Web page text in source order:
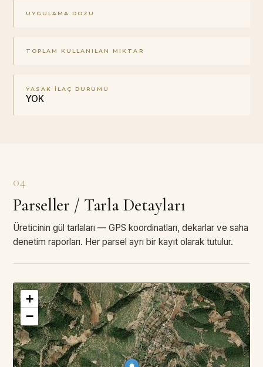
UYGULAMA DOZU
TOPLAM KULLANILAN MIKTAR
YASAK İLAÇ DURUMU
YOK
04
Parseller / Tarla Detayları
Üreticinin gül tarlaları — GPS koordinatları, dekarlar ve saha
denetim raporları. Her parsel ayrı bir kayıt olarak tutulur.
3 PARSEL · TOPLAM—DA
+
−